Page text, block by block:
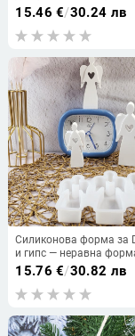
портрет, асиметрична
15.46 €/30.24 лв
Силиконова форма за
и гипс — неравна
ангелско сърце,
комплект
15.76 €/30.82 лв